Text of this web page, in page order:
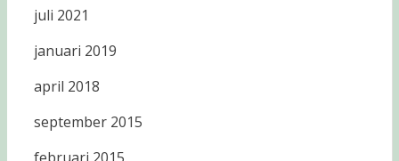
juli 2021
januari 2019
april 2018
september 2015